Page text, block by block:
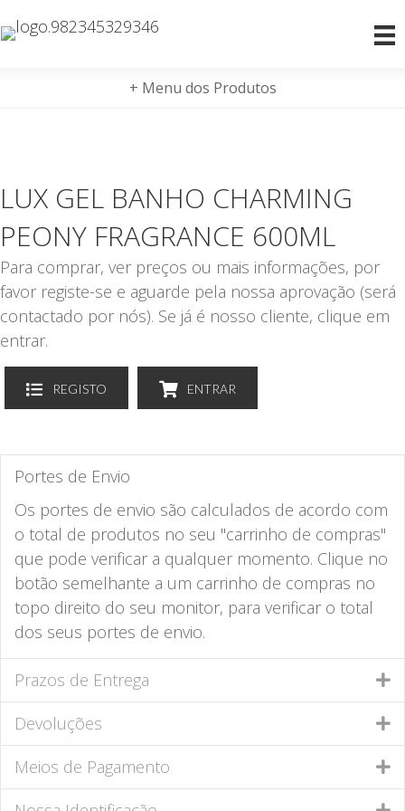
+ Menu dos Produtos
LUX GEL BANHO CHARMING
PEONY FRAGRANCE 600ML
Para comprar, ver preços ou mais informações, por
favor registe-se e aguarde pela nossa aprovação (será
contactado por nós). Se já é nosso cliente, clique em
entrar.
REGISTO ENTRAR
Portes de Envio
Os portes de envio são calculados de acordo com
o total de produtos no seu "carrinho de compras"
que pode verificar a qualquer momento. Clique no
botão semelhante a um carrinho de compras no
topo direito do seu monitor, para verificar o total
dos seus portes de envio.
Prazos de Entrega
Devoluções
Meios de Pagamento